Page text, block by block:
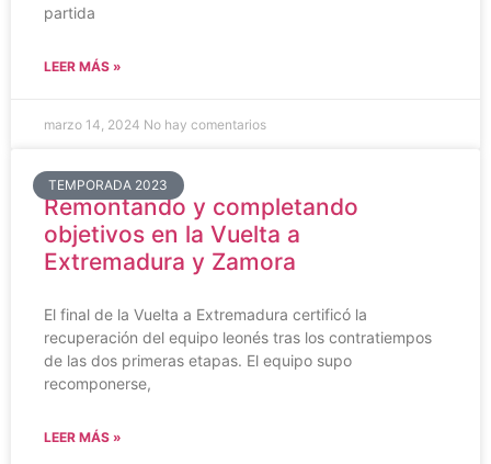
partida
LEER MÁS »
marzo 14, 2024 No hay comentarios
TEMPORADA 2023
Remontando y completando
objetivos en la Vuelta a
Extremadura y Zamora
El final de la Vuelta a Extremadura certificó la
recuperación del equipo leonés tras los contratiempos
de las dos primeras etapas. El equipo supo
recomponerse,
LEER MÁS »